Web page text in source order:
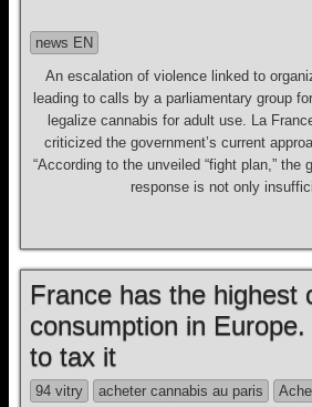
news EN
An escalation of violence linked to
leading to calls by a parliamentary group
legalize cannabis for adult use. La
criticized the government’s current
“According to the unveiled “fight plan,” the
response is not only
France has the highest
consumption in Europe.
to tax it
94 vitry acheter cannabis au paris